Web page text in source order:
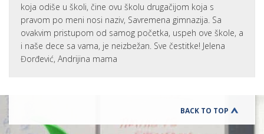
koja odiše u školi, čine ovu školu drugačijom koja s
pravom po meni nosi naziv, Savremena gimnazija. Sa
ovakvim pristupom od samog početka, uspeh ove škole, a
i naše dece sa vama, je neizbežan. Sve čestitke! Jelena
Đorđević, Andrijina mama
BACK TO TOP